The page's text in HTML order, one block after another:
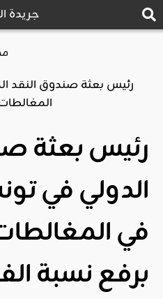
جريدة
رئيس بعثة
الدولي في
في
برفع نسبة